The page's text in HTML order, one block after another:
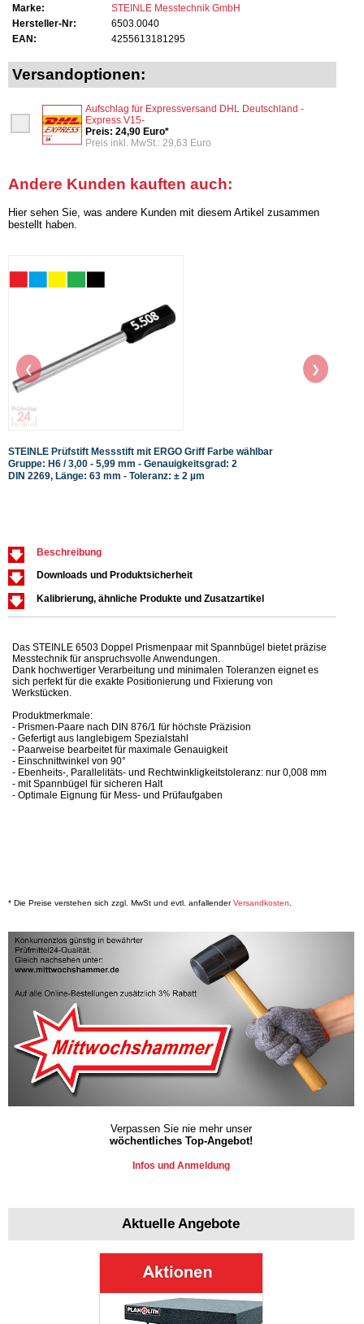
Marke:
STEINLE Messtechnik GmbH
Hersteller-Nr:
6503.0040
EAN:
4255613181295
Versandoptionen:
Aufschlag für Expressversand DHL Deutschland -
Express V15-
Preis: 24,90 Euro*
Preis inkl. MwSt.: 29,63 Euro
Andere Kunden kauften auch:
Hier sehen Sie, was andere Kunden mit diesem Artikel zusammen
bestellt haben.
STEINLE Prüfstift Messstift mit ERGO Griff Farbe wählbar
Gruppe: H6 / 3,00 - 5,99 mm - Genauigkeitsgrad: 2
DIN 2269, Länge: 63 mm - Toleranz: ± 2 µm
❮ ❯
Beschreibung
Downloads und Produktsicherheit
Kalibrierung, ähnliche Produkte und Zusatzartikel
Das STEINLE 6503 Doppel Prismenpaar mit Spannbügel bietet präzise
Messtechnik für anspruchsvolle Anwendungen.
Dank hochwertiger Verarbeitung und minimalen Toleranzen eignet es
sich perfekt für die exakte Positionierung und Fixierung von
Werkstücken.
Produktmerkmale:
- Prismen-Paare nach DIN 876/1 für höchste Präzision
- Gefertigt aus langlebigem Spezialstahl
- Paarweise bearbeitet für maximale Genauigkeit
- Einschnittwinkel von 90°
- Ebenheits-, Parallelitäts- und Rechtwinkligkeitstoleranz: nur 0,008 mm
- mit Spannbügel für sicheren Halt
- Optimale Eignung für Mess- und Prüfaufgaben
* Die Preise verstehen sich zzgl. MwSt und evtl. anfallenderVersandkosten
Verpassen Sie nie mehr unser
wöchentliches Top-Angebot!
Infos und Anmeldung
Aktuelle Angebote